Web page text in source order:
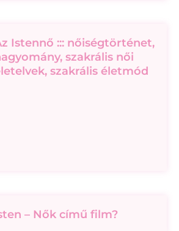
Istennő ::: nőiségtörténet,
szakrális női
szakrális életmód
– Nők című film?